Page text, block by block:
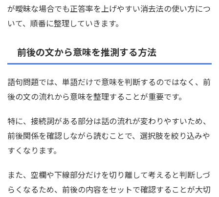
が曖昧な場合でも正答率を上げやすい消去法の使い方につ
いて、順番に整理していきます。
前後の文から意味を推測する方法
語句問題では、単語だけで意味を判断するのではなく、前
後の文の流れから意味を整理することが重要です。
特に、接続詞がある部分は話の流れが変わりやすいため、
前後関係を確認しながら読むことで、選択肢を絞り込みや
すくなります。
また、空欄や下線部分だけを切り離して考えると判断しづ
らくなるため、前後の内容をセットで確認することが大切